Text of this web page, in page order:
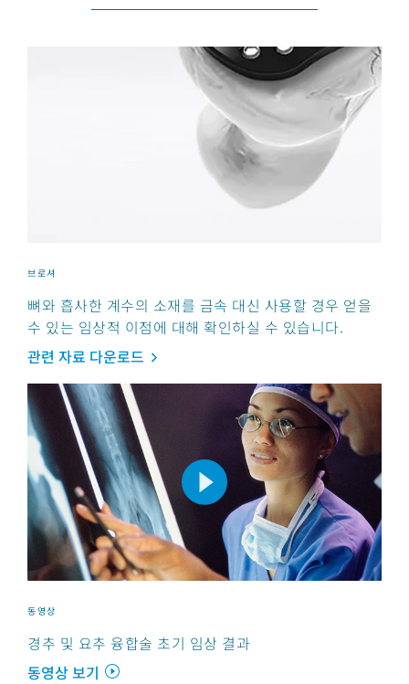
브로셔
뼈와 흡사한 계수의 소재를 금속 대신 사용할 경우 얻을
수 있는 임상적 이점에 대해 확인하실 수 있습니다.
관련 자료 다운로드
동영상
경추 및 요추 융합술 초기 임상 결과
동영상 보기